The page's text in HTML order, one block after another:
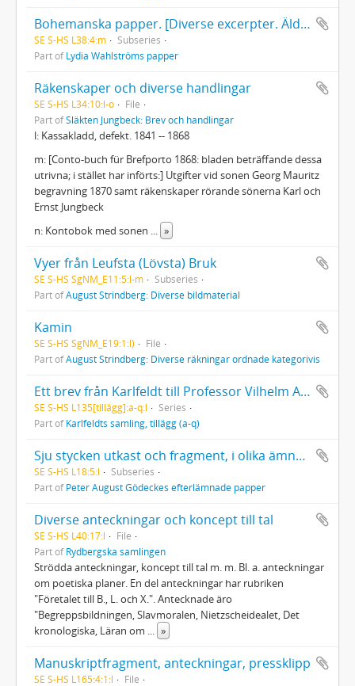
Bohemanska papper. [Diverse excerpter. Äldre avskrifter och originalhandlingar från början av 1800-talet rörande bl.a. hovsekreteraren Carl Adolf Boheman (1764-1831)]
SE S-HS L38:4:m
Subseries
Part ofLydia Wahlströms papper
Räkenskaper och diverse handlingar
SE S-HS L34:10:l-o
File
Part ofSläkten Jungbeck: Brev och handlingar
l: Kassakladd, defekt. 1841 -- 1868
m: [Conto-buch für Brefporto 1868: bladen beträffande dessa
utrivna; i stället har införts:] Utgifter vid sonen Georg Mauritz
begravning 1870 samt räkenskaper rörande sönerna Karl och
Ernst Jungbeck
n: Kontobok med sonen
»
Vyer från Leufsta (Lövsta) Bruk
SE S-HS SgNM_E11:5:l-m
Subseries
Part ofAugust Strindberg: Diverse bildmaterial
Kamin
SE S-HS SgNM_E19:1:l)
File
Part ofAugust Strindberg: Diverse räkningar ordnade kategorivis
Ett brev från Karlfeldt till Professor Vilhelm Andersen, 5/2 1909
SE S-HS L135[tillägg]:a-q:l
Series
Part ofKarlfeldts samling, tillägg (a-q)
Sju stycken utkast och fragment, i olika ämnen, utan titlar
SE S-HS L18:5:l
Subseries
Part ofPeter August Gödeckes efterlämnade papper
Diverse anteckningar och koncept till tal
SE S-HS L40:17:l
File
Part ofRydbergska samlingen
Strödda anteckningar, koncept till tal m. m. Bl. a. anteckningar
om poetiska planer. En del anteckningar har rubriken
"Företalet till B., L. och X.". Antecknade äro
"Begreppsbildningen, Slavmoralen, Nietzscheidealet, Det
kronologiska, Läran om
»
Manuskriptfragment, anteckningar, pressklipp
SE S-HS L165:4:1:l
File